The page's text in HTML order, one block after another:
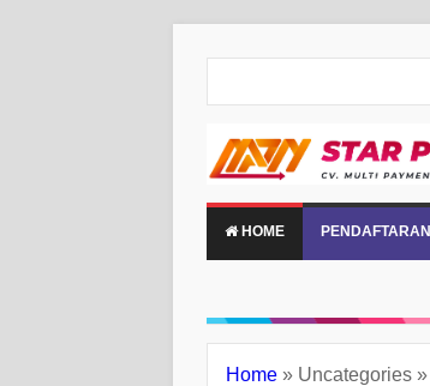
HOME PENDAFTARAN
Home » Uncategories »